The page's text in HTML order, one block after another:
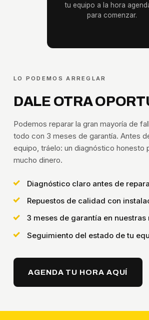
tu equipo a la hora
para comenzar.
LO PODEMOS ARREGLAR
DALE OTRA
Podemos reparar la gran mayoría de
todo con 3 meses de garantía. Antes
equipo, tráelo: un diagnóstico honesto
mucho dinero.
Diagnóstico claro antes de
Repuestos de calidad con
3 meses de garantía en
Seguimiento del estado de tu
AGENDA TU HORA AQUÍ